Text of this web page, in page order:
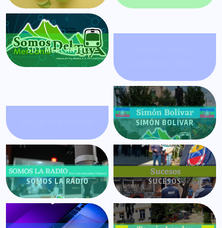
SDT MERCANTIL
SIMÓN BOLÍVAR
SOMOS LA RADIO SUCESOS